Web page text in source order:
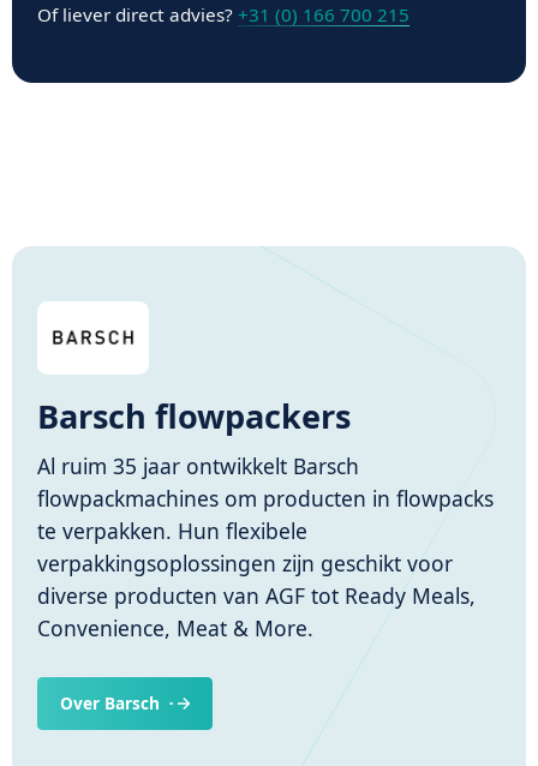
Of liever direct advies? +31 (0) 166 700 215
Barsch flowpackers
Al ruim 35 jaar ontwikkelt Barsch
flowpackmachines om producten in flowpacks
te verpakken. Hun flexibele
verpakkingsoplossingen zijn geschikt voor
diverse producten van AGF tot Ready Meals,
Convenience, Meat & More.
Over Barsch